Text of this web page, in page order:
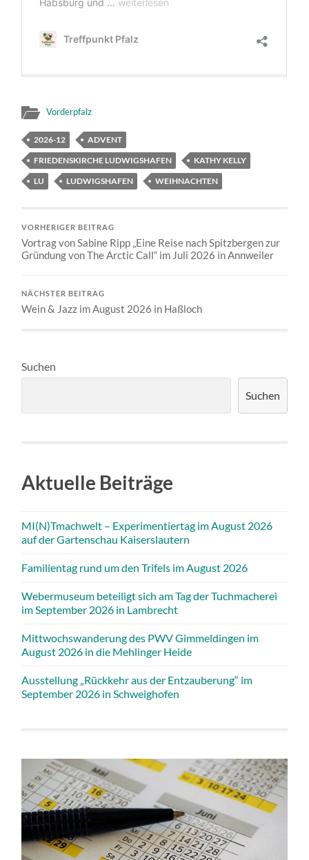
Vorderpfalz
2026-12
ADVENT
FRIEDENSKIRCHE LUDWIGSHAFEN
KATHY KELLY
LU
LUDWIGSHAFEN WEIHNACHTEN
VORHERIGER BEITRAG
Vortrag von Sabine Ripp „Eine Reise nach Spitzbergen zur
Gründung von The Arctic Call“ im Juli 2026 in Annweiler
NÄCHSTER BEITRAG
Wein & Jazz im August 2026 in Haßloch
Suchen
Suchen
Aktuelle Beiträge
MI(N)Tmachwelt – Experimentiertag im August 2026
auf der Gartenschau Kaiserslautern
Familientag rund um den Trifels im August 2026
Webermuseum beteiligt sich am Tag der Tuchmacherei
im September 2026 in Lambrecht
Mittwochswanderung des PWV Gimmeldingen im
August 2026 in die Mehlinger Heide
Ausstellung „Rückkehr aus der Entzauberung“ im
September 2026 in Schweighofen